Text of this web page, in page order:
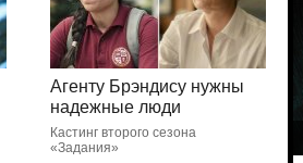
Агенту Брэндису нужны
надежные люди
Кастинг второго сезона
«Задания»